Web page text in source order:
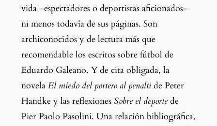
vida –espectadores o deportistas aficionados–
ni menos todavía de sus páginas. Son
archiconocidos y de lectura más que
recomendable los escritos sobre fútbol de
Eduardo Galeano. Y de cita obligada, la
novela El miedo del portero al penalti de Peter
Handke y las reflexiones Sobre el deporte de
Pier Paolo Pasolini. Una relación bibliográfica,